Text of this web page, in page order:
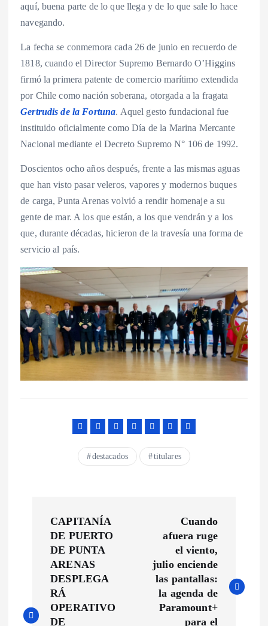
aquí, buena parte de lo que llega y de lo que sale lo hace
navegando.
La fecha se conmemora cada 26 de junio en recuerdo de
1818, cuando el Director Supremo Bernardo O’Higgins
firmó la primera patente de comercio marítimo extendida
por Chile como nación soberana, otorgada a la fragata
Gertrudis de la Fortuna. Aquel gesto fundacional fue
instituido oficialmente como Día de la Marina Mercante
Nacional mediante el Decreto Supremo N° 106 de 1992.
Doscientos ocho años después, frente a las mismas aguas
que han visto pasar veleros, vapores y modernos buques
de carga, Punta Arenas volvió a rendir homenaje a su
gente de mar. A los que están, a los que vendrán y a los
que, durante décadas, hicieron de la travesía una forma de
servicio al país.
destacados titulares
CAPITANÍA
DE PUERTO
DE PUNTA
ARENAS
DESPLEGA
RÁ
OPERATIVO
DE
Cuando
afuera ruge
el viento,
julio enciende
las pantallas:
la agenda de
Paramount+
para el